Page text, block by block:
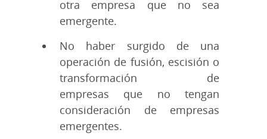
otra empresa que no sea
emergente.
No haber surgido de una
operación de fusión, escisión o
transformación de
empresas que no tengan
consideración de empresas
emergentes.